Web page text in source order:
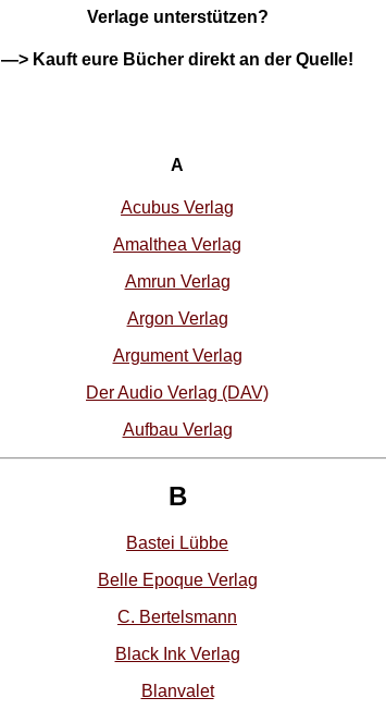
Verlage unterstützen?
—> Kauft eure Bücher direkt an der Quelle!
A
Acubus Verlag
Amalthea Verlag
Amrun Verlag
Argon Verlag
Argument Verlag
Der Audio Verlag (DAV)
Aufbau Verlag
B
Bastei Lübbe
Belle Epoque Verlag
C. Bertelsmann
Black Ink Verlag
Blanvalet